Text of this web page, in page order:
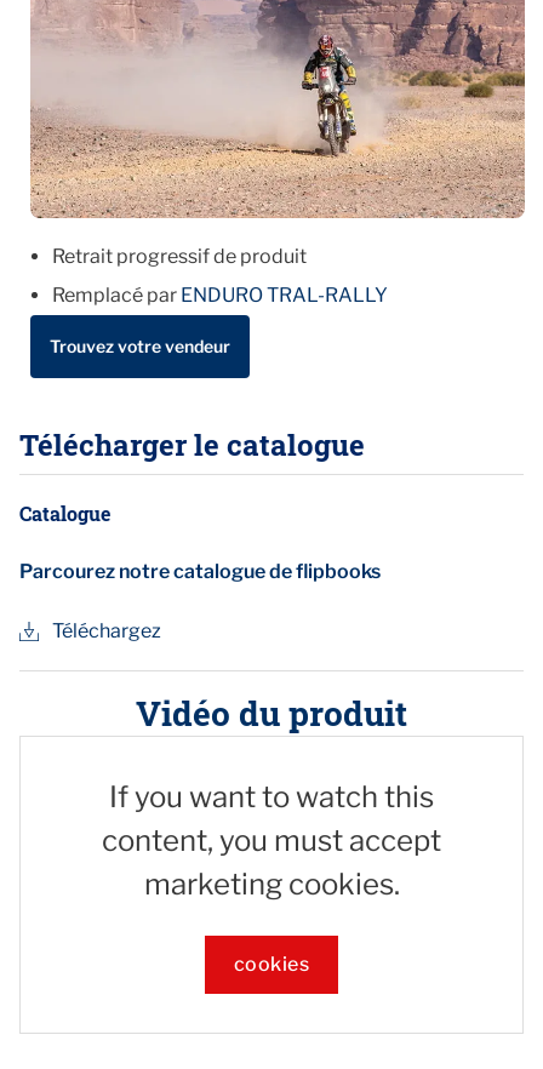
Retrait progressif de produit
Remplacé par ENDURO TRAL-RALLY
Trouvez votre vendeur
Télécharger le catalogue
Catalogue
Parcourez notre catalogue de flipbooks
Téléchargez
Vidéo du produit
If you want to watch this
content, you must accept
marketing cookies.
cookies